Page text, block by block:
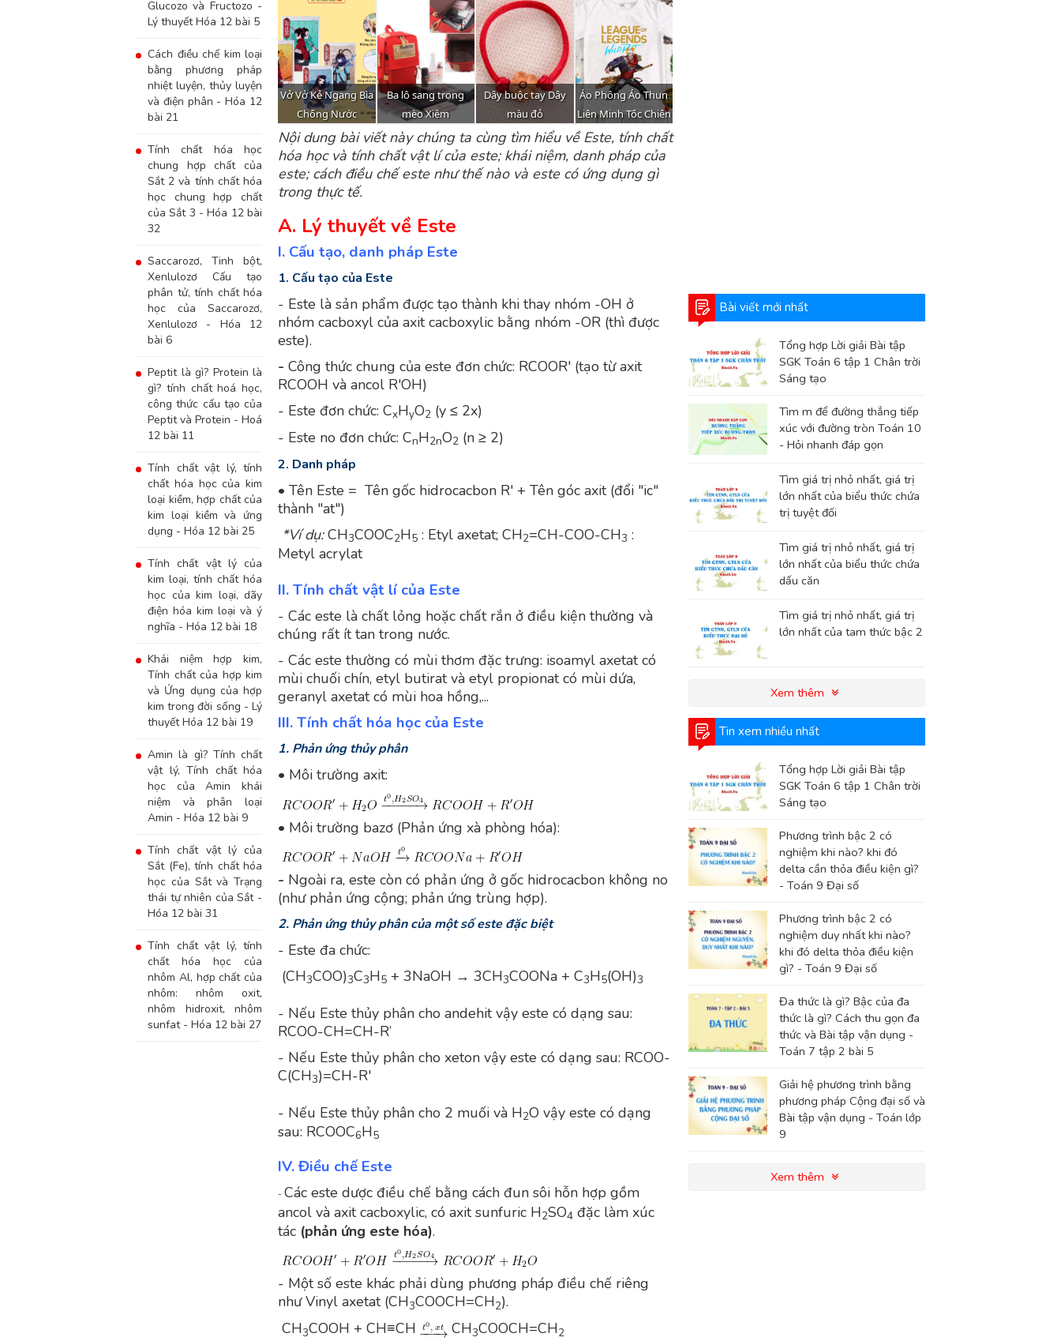
Glucozo và Fructozo -
Lý thuyết Hóa 12 bài 5
Cách điều chế kim loại
bằng phương pháp
nhiệt luyện, thủy luyện
và điện phân - Hóa 12
bài 21
Tính chất hóa học
chung hợp chất của
Sắt 2 và tính chất hóa
học chung hợp chất
của Sắt 3 - Hóa 12 bài
32
Saccarozơ, Tinh bột,
Xenlulozơ Cấu tạo
phân tử, tính chất hóa
học của Saccarozơ,
Xenlulozơ - Hóa 12
bài 6
Peptit là gì? Protein là
gì? tính chất hoá học,
công thức cấu tạo của
Peptit và Protein - Hoá
12 bài 11
Tính chất vật lý, tính
chất hóa học của kim
loại kiềm, hợp chất của
kim loại kiềm và ứng
dụng - Hóa 12 bài 25
Tính chất vật lý của
kim loại, tính chất hóa
học của kim loại, dãy
điện hóa kim loại và ý
nghĩa - Hóa 12 bài 18
Khái niệm hợp kim,
Tính chất của hợp kim
và Ứng dụng của hợp
kim trong đời sống - Lý
thuyết Hóa 12 bài 19
Amin là gì? Tính chất
vật lý, Tính chất hóa
học của Amin khái
niệm và phân loại
Amin - Hóa 12 bài 9
Tính chất vật lý của
Sắt (Fe), tính chất hóa
học của Sắt và Trạng
thái tự nhiên của Sắt -
Hóa 12 bài 31
Tính chất vật lý, tính
chất hóa học của
nhôm Al, hợp chất của
nhôm: nhôm oxit,
nhôm hidroxit, nhôm
sunfat - Hóa 12 bài 27
Nội dung bài viết này chúng ta cùng tìm hiểu về Este, tính chất
hóa học và tính chất vật lí của este; khái niệm, danh pháp của
este; cách điều chế este như thế nào và este có ứng dụng gì
trong thực tế.
A. Lý thuyết về Este
I. Cấu tạo, danh pháp Este
1. Cấu tạo của Este
- Este là sản phẩm được tạo thành khi thay nhóm -OH ở
nhóm cacboxyl của axit cacboxylic bằng nhóm -OR (thì được
este).
- Công thức chung của este đơn chức: RCOOR' (tạo từ axit
RCOOH và ancol R'OH)
- Este đơn chức: CxHyO2 (y ≤ 2x)
- Este no đơn chức: CnH2nO2 (n ≥ 2)
2. Danh pháp
• Tên Este = Tên gốc hidrocacbon R' + Tên góc axit (đổi "ic"
thành "at")
*Ví dụ:CH3COOC2H5 : Etyl axetat; CH2=CH-COO-CH3 :
Metyl acrylat
II. Tính chất vật lí của Este
- Các este là chất lỏng hoặc chất rắn ở điều kiện thường và
chúng rất ít tan trong nước.
- Các este thường có mùi thơm đặc trưng: isoamyl axetat có
mùi chuối chín, etyl butirat và etyl propionat có mùi dứa,
geranyl axetat có mùi hoa hồng,...
III. Tính chất hóa học của Este
1. Phản ứng thủy phân
• Môi trường axit:
• Môi trường bazơ (Phản ứng xà phòng hóa):
- Ngoài ra, este còn có phản ứng ở gốc hidrocacbon không no
(như phản ứng cộng; phản ứng trùng hợp).
2. Phản ứng thủy phân của một số este đặc biệt
- Este đa chức:
(CH3COO)3C3H5 + 3NaOH → 3CH3COONa + C3H5(OH)3
- Nếu Este thủy phân cho andehit vậy este có dạng sau:
RCOO-CH=CH-R’
- Nếu Este thủy phân cho xeton vậy este có dạng sau: RCOO-
C(CH3)=CH-R'
- Nếu Este thủy phân cho 2 muối và H2O vậy este có dạng
sau: RCOOC6H5
IV. Điều chế Este
- Các este dược điều chế bằng cách đun sôi hỗn hợp gồm
ancol và axit cacboxylic, có axit sunfuric H2SO4 đặc làm xúc
tác (phản ứng este hóa).
- Một số este khác phải dùng phương pháp điều chế riêng
như Vinyl axetat (CH3COOCH=CH2).
CH3COOH + CH≡CH CH3COOCH=CH2
Bài viết mới nhất
Tổng hợp Lời giải Bài tập
SGK Toán 6 tập 1 Chân trời
Sáng tạo
Tìm m để đường thẳng tiếp
xúc với đường tròn Toán 10
- Hỏi nhanh đáp gọn
Tìm giá trị nhỏ nhất, giá trị
lớn nhất của biểu thức chứa
trị tuyệt đối
Tìm giá trị nhỏ nhất, giá trị
lớn nhất của biểu thức chứa
dấu căn
Tìm giá trị nhỏ nhất, giá trị
lớn nhất của tam thức bậc 2
Xem thêm
Tin xem nhiều nhất
Tổng hợp Lời giải Bài tập
SGK Toán 6 tập 1 Chân trời
Sáng tạo
Phương trình bậc 2 có
nghiệm khi nào? khi đó
delta cần thỏa điều kiện gì?
- Toán 9 Đại số
Phương trình bậc 2 có
nghiệm duy nhất khi nào?
khi đó delta thỏa điều kiện
gì? - Toán 9 Đại số
Đa thức là gì? Bậc của đa
thức là gì? Cách thu gọn đa
thức và Bài tập vận dụng -
Toán 7 tập 2 bài 5
Giải hệ phương trình bằng
phương pháp Cộng đại số và
Bài tập vận dụng - Toán lớp
9
Xem thêm